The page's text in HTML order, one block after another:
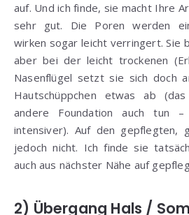
auf. Und ich finde, sie macht Ihre
sehr gut. Die Poren werden
wirken sogar leicht verringert. Sie
aber bei der leicht trockenen
Nasenflügel setzt sie sich doch
Hautschüppchen etwas ab
andere Foundation auch tun
intensiver). Auf den gepflegten,
jedoch nicht. Ich finde sie
auch aus nächster Nähe auf
2) Übergang Hals /